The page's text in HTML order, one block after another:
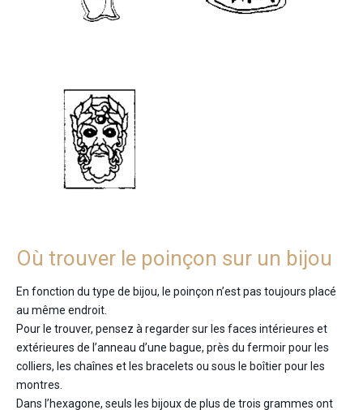
Où trouver le poinçon sur un bijou
En fonction du type de bijou, le poinçon n’est pas toujours placé
au même endroit.
Pour le trouver, pensez à regarder sur les faces intérieures et
extérieures de l’anneau d’une bague, près du fermoir pour les
colliers, les chaînes et les bracelets ou sous le boîtier pour les
montres.
Dans l’hexagone, seuls les bijoux de plus de trois grammes ont